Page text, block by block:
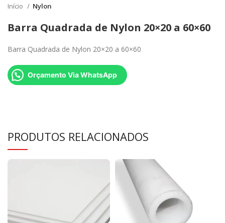
Início Nylon
Barra Quadrada de Nylon 20×20 a 60×60
Barra Quadrada de Nylon 20×20 a 60×60
Orçamento Via WhatsApp
PRODUTOS RELACIONADOS